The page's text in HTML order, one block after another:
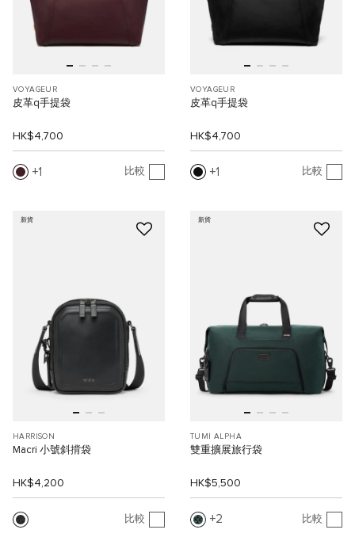
VOYAGEUR
皮革q手提袋
HK$4,700
1 比較
VOYAGEUR
皮革q手提袋
HK$4,700
1 比較
新貨
HARRISON
Macri 小號斜揹袋
HK$4,200
比較
新貨
TUMI ALPHA
雙重擴展旅行袋
HK$5,500
2 比較